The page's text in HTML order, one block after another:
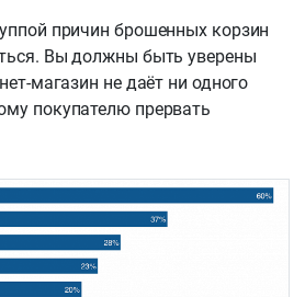
причин брошенных корзин
Вы должны быть уверены
магазин не даёт ни одного
покупателю прервать